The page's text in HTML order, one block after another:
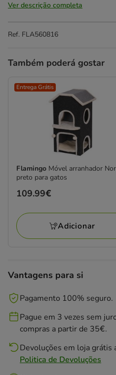
Ver descrição completa
Ref. FLA560816
Também poderá gostar
Entrega Grátis
Flamingo Móvel arranhador
preto para gatos
Preço
109.99€
Adicionar
Vantagens para si
Pagamento 100% seguro.
Pague em 3 vezes sem
compras a partir de 35€.
Devoluções em loja grátis
Politica de Devoluções